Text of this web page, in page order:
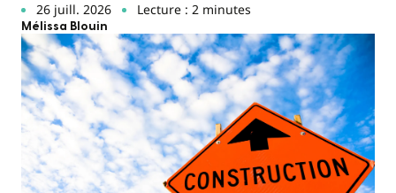
26 juill. 2026 Lecture : 2 minutes
Mélissa Blouin